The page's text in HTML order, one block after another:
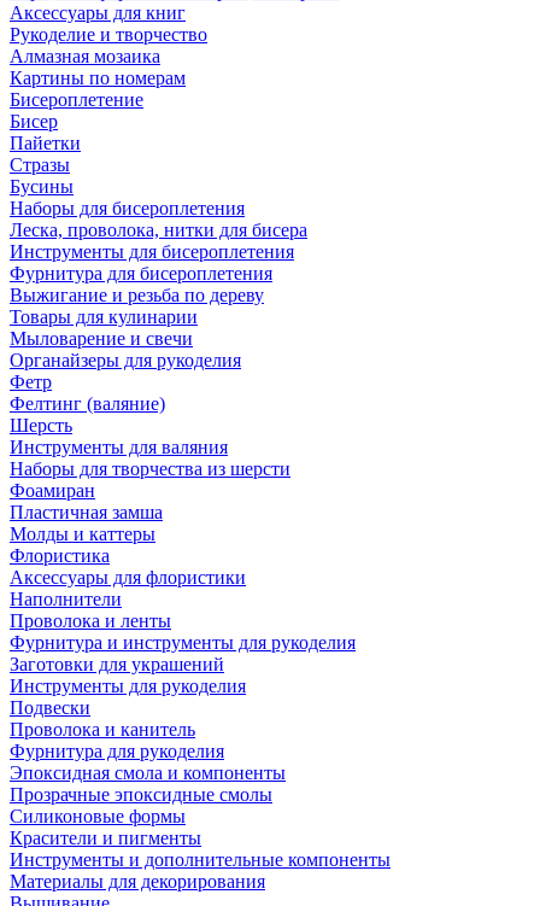
Аксессуары для книг
Рукоделие и творчество
Алмазная мозаика
Картины по номерам
Бисероплетение
Бисер
Пайетки
Стразы
Бусины
Наборы для бисероплетения
Леска, проволока, нитки для бисера
Инструменты для бисероплетения
Фурнитура для бисероплетения
Выжигание и резьба по дереву
Товары для кулинарии
Мыловарение и свечи
Органайзеры для рукоделия
Фетр
Фелтинг (валяние)
Шерсть
Инструменты для валяния
Наборы для творчества из шерсти
Фоамиран
Пластичная замша
Молды и каттеры
Флористика
Аксессуары для флористики
Наполнители
Проволока и ленты
Фурнитура и инструменты для рукоделия
Заготовки для украшений
Инструменты для рукоделия
Подвески
Проволока и канитель
Фурнитура для рукоделия
Эпоксидная смола и компоненты
Прозрачные эпоксидные смолы
Силиконовые формы
Красители и пигменты
Инструменты и дополнительные компоненты
Материалы для декорирования